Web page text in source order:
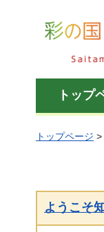
彩の国 埼玉県
トップ
トップページ >
ようこそ